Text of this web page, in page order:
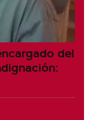
del